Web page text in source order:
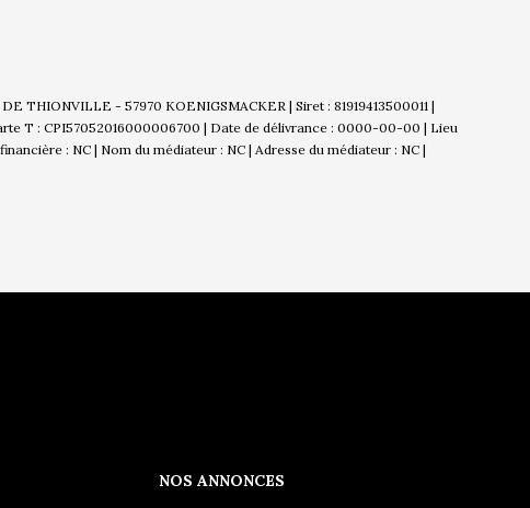
THIONVILLE - 57970 KOENIGSMACKER | Siret : 81919413500011 |
T : CPI57052016000006700 | Date de délivrance : 0000-00-00 | Lieu
: NC | Nom du médiateur : NC | Adresse du médiateur : NC |
NOS ANNONCES